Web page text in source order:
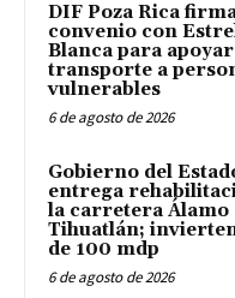
DIF Poza Rica
convenio con
Blanca para
transporte a
vulnerables
6 de agosto de 2026
Gobierno del
entrega
la carretera Álamo
Tihuatlán;
de 100 mdp
6 de agosto de 2026